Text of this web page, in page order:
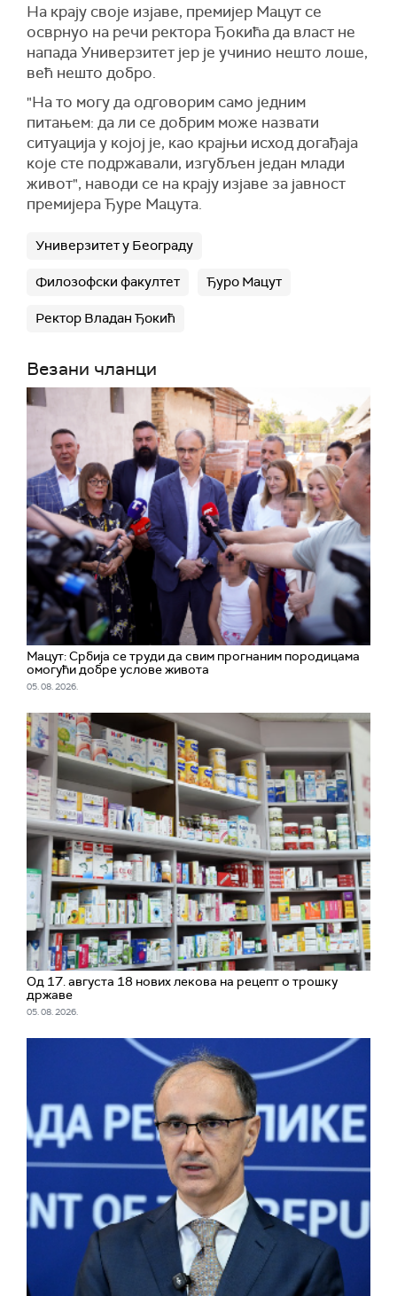
На крају своје изјаве, премијер Мацут се
осврнуо на речи ректора Ђокића да власт не
напада Универзитет јер је учинио нешто лоше,
већ нешто добро.
"На то могу да одговорим само једним
питањем: да ли се добрим може назвати
ситуација у којој је, као крајњи исход догађаја
које сте подржавали, изгубљен један млади
живот", наводи се на крају изјаве за јавност
премијера Ђуре Мацута.
Универзитет у Београду
Филозофски факултет Ђуро Мацут
Ректор Владан Ђокић
Везани чланци
Мацут: Србија се труди да свим прогнаним породицама
омогући добре услове живота
05. 08. 2026.
Од 17. августа 18 нових лекова на рецепт о трошку
државе
05. 08. 2026.